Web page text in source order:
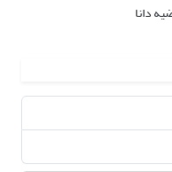
دانا